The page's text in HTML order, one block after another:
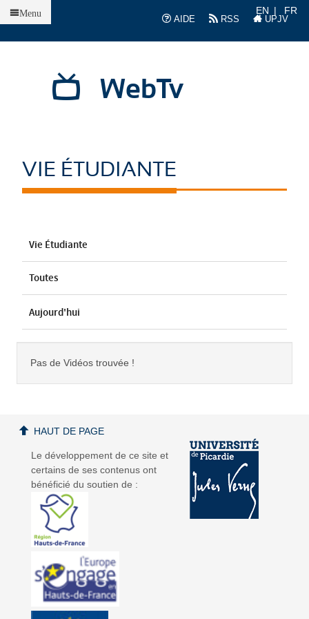
AIDE
RSS UPJV
EN FR
WebTv
Menu
VIE ÉTUDIANTE
Vie Étudiante
Toutes
Aujourd'hui
Pas de Vidéos trouvée !
Le développement de ce site et
certains de ses contenus ont
bénéficié du soutien de :
HAUT DE PAGE